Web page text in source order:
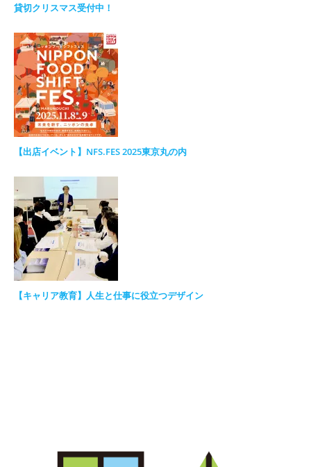
貸切クリスマス受付中！
【出店イベント】NFS.FES 2025東京丸の内
【キャリア教育】人生と仕事に役立つデザイン